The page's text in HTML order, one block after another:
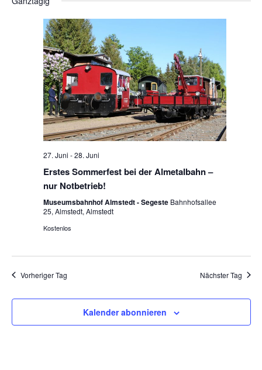
27. Juni -28. Juni
Erstes Sommerfest bei der Almetalbahn –
nur Notbetrieb!
Museumsbahnhof Almstedt - Segeste Bahnhofsallee
25, Almstedt, Almstedt
Kostenlos
Vorheriger Tag Nächster Tag
Kalender abonnieren